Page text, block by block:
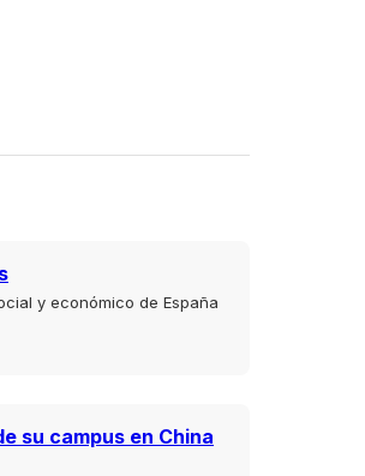
y económico de España
su campus en China